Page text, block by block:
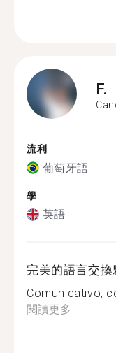
F.
流利
葡萄牙語
學
英語
完美的語言交換
Comunicativo,
閱讀更多